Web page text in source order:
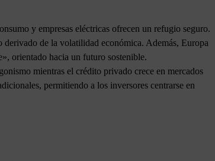
y empresas eléctricas ofrecen un refugio seguro.
derivado de la volatilidad económica. Además, Europa
orientado hacia un futuro sostenible.
mientras el crédito privado crece en mercados
permitiendo a los inversores centrarse en